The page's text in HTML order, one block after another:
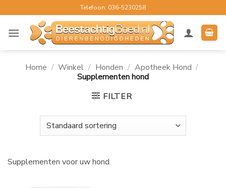
naar
inhoud
Telefoon: 036-5230258
Home / Winkel / Honden / Apotheek Hond /
Supplementen hond
FILTER
Supplementen voor uw hond.